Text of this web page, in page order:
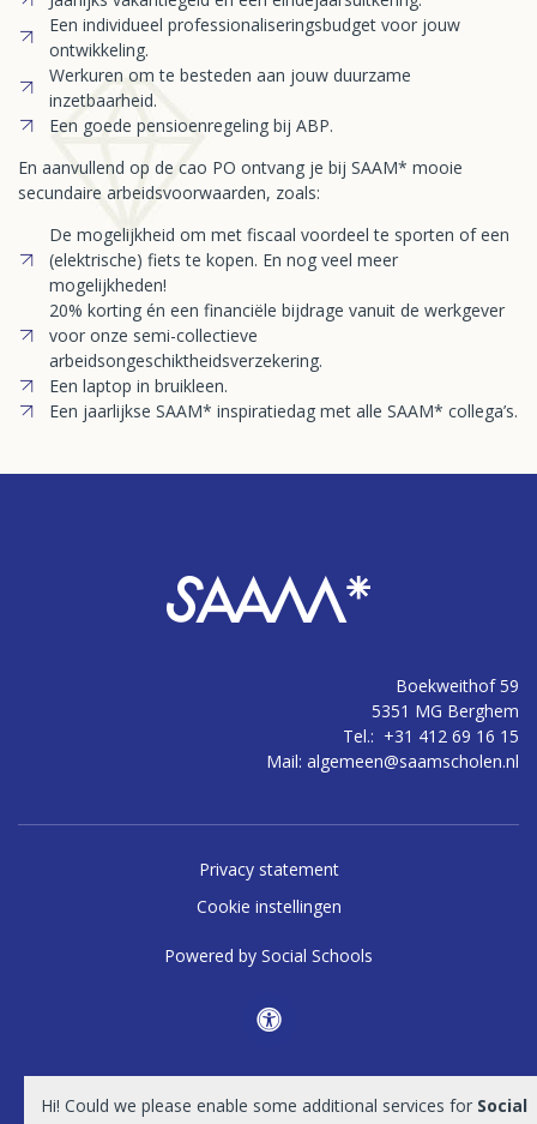
Een individueel professionaliseringsbudget voor jouw
ontwikkeling.
Werkuren om te besteden aan jouw duurzame
inzetbaarheid.
Een goede pensioenregeling bij ABP.
En aanvullend op de cao PO ontvang je bij SAAM* mooie
secundaire arbeidsvoorwaarden, zoals:
De mogelijkheid om met fiscaal voordeel te sporten of een
(elektrische) fiets te kopen. En nog veel meer
mogelijkheden!
20% korting én een financiële bijdrage vanuit de werkgever
voor onze semi-collectieve
arbeidsongeschiktheidsverzekering.
Een laptop in bruikleen.
Een jaarlijkse SAAM* inspiratiedag met alle SAAM* collega’s.
Boekweithof 59
5351 MG Berghem
Tel.: +31 412 69 16 15
Mail: algemeen@saamscholen.nl
Privacy statement
Cookie instellingen
Powered by Social Schools
Hi! Could we please enable some additional services for Social